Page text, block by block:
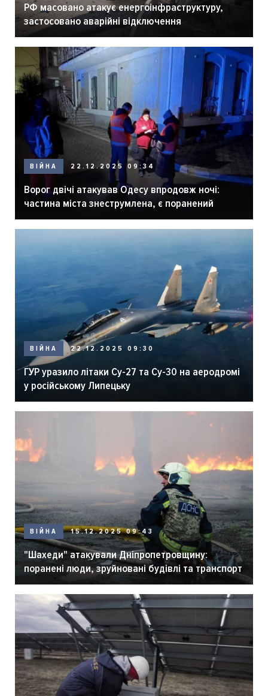
РФ масовано атакує енергоінфраструктуру,
застосовано аварійні відключення
ВІЙНА 22.12.2025 09:34
Ворог двічі атакував Одесу впродовж ночі:
частина міста знеструмлена, є поранений
ВІЙНА 22.12.2025 09:30
ГУР уразило літаки Су-27 та Су-30 на аеродромі
у російському Липецьку
ВІЙНА 15.12.2025 09:43
"Шахеди" атакували Дніпропетровщину:
поранені люди, зруйновані будівлі та транспорт